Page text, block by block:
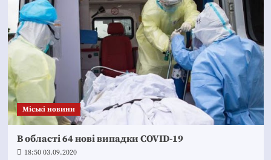
Mіські новини
В області 64 нові випадки COVID-19
18:50 03.09.2020